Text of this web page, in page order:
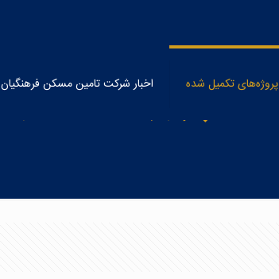
پروژه‌‌‌‌‌‌‌‌‌‌‌‌‌‌‌‌‌‌‌‌‌‌‌‌‌‌‌‌‌‌‌‌‌‌‌‌‌‌‌‌‌‌‌‌‌‌‌‌‌‌‌‌‌‌‌‌‌‌‌‌‌‌‌‌‌‌‌‌‌‌‌‌‌‌‌‌‌‌‌‌‌‌‌‌‌‌‌‌‌‌‌‌‌‌‌‌‌‌های تکمیل شده اخبار شرکت تامین مسکن فرهنگیانپروژه 120 واحدی همدان